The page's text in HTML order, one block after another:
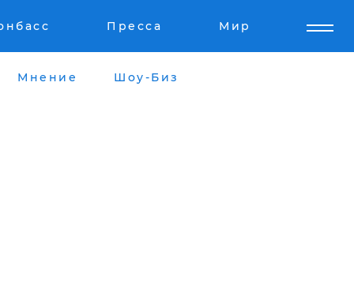
Пресса Мир
Мнение Шоу-Биз